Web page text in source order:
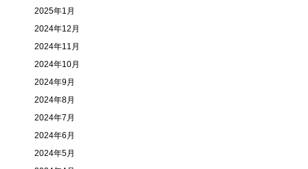
2025年1月
2024年12月
2024年11月
2024年10月
2024年9月
2024年8月
2024年7月
2024年6月
2024年5月